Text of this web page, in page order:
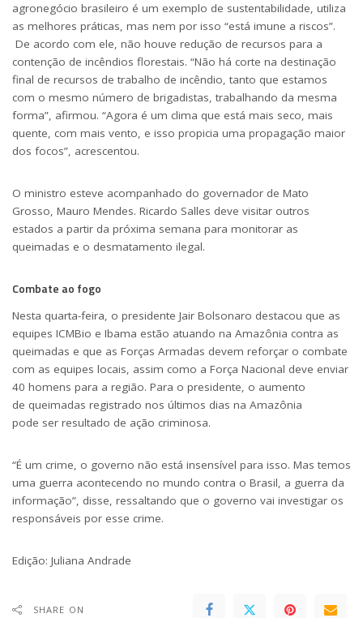
agronegócio brasileiro é um exemplo de sustentabilidade, utiliza
as melhores práticas, mas nem por isso “está imune a riscos”.
De acordo com ele, não houve redução de recursos para a
contenção de incêndios florestais. “Não há corte na destinação
final de recursos de trabalho de incêndio, tanto que estamos
com o mesmo número de brigadistas, trabalhando da mesma
forma”, afirmou. “Agora é um clima que está mais seco, mais
quente, com mais vento, e isso propicia uma propagação maior
dos focos”, acrescentou.
O ministro esteve acompanhado do governador de Mato
Grosso, Mauro Mendes. Ricardo Salles deve visitar outros
estados a partir da próxima semana para monitorar as
queimadas e o desmatamento ilegal.
Combate ao fogo
Nesta quarta-feira, o presidente Jair Bolsonaro destacou que as
equipes ICMBio e Ibama estão atuando na Amazônia contra as
queimadas e que as Forças Armadas devem reforçar o combate
com as equipes locais, assim como a Força Nacional deve enviar
40 homens para a região. Para o presidente, o aumento
de queimadas registrado nos últimos dias na Amazônia
pode ser resultado de ação criminosa.
“É um crime, o governo não está insensível para isso. Mas temos
uma guerra acontecendo no mundo contra o Brasil, a guerra da
informação”, disse, ressaltando que o governo vai investigar os
responsáveis por esse crime.
Edição: Juliana Andrade
SHARE ON